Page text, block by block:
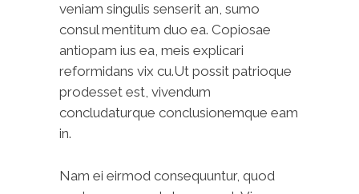
veniam singulis senserit an, sumo
consul mentitum duo ea. Copiosae
antiopam ius ea, meis explicari
reformidans vix cu.Ut possit patrioque
prodesset est, vivendum
concludaturque conclusionemque eam
in.
Nam ei eirmod consequuntur, quod